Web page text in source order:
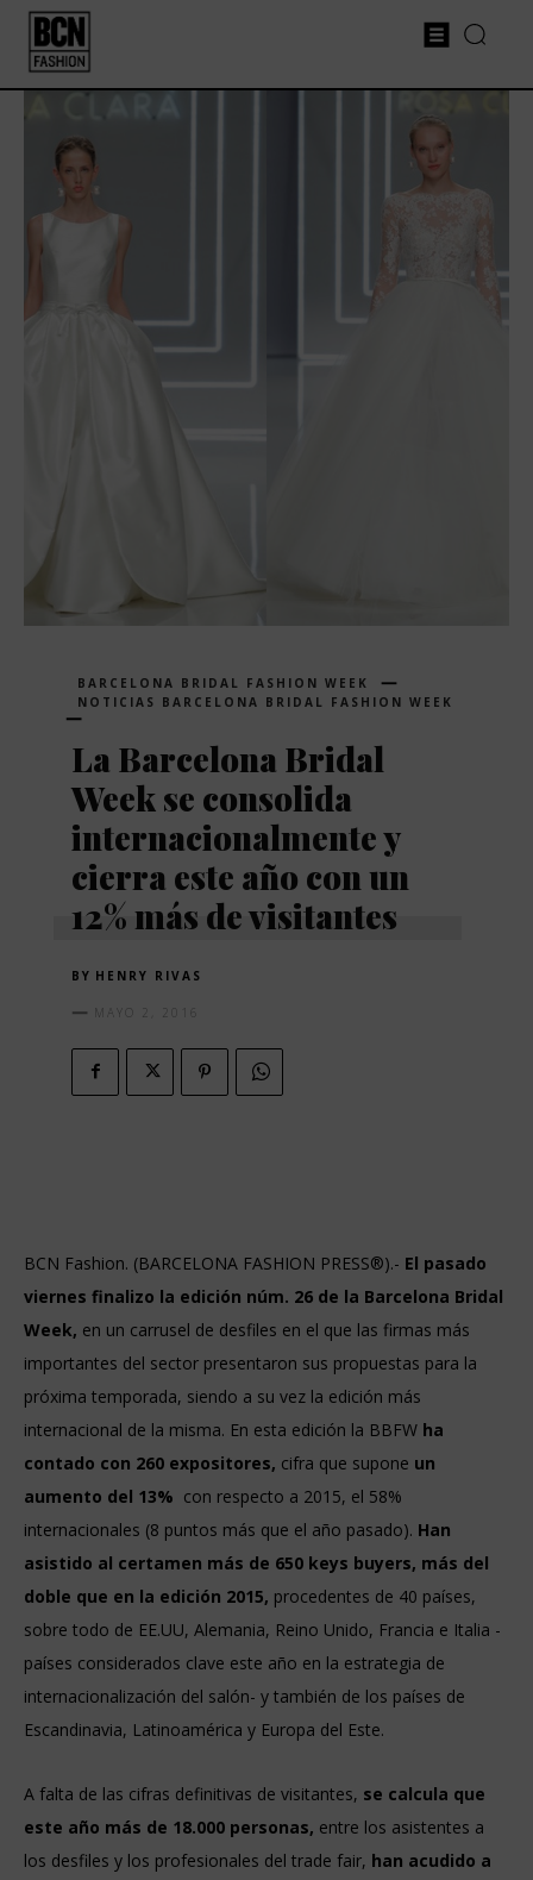
BARCELONA BRIDAL FASHION WEEK
NOTICIAS BARCELONA BRIDAL FASHION WEEK
La Barcelona Bridal
Week se consolida
internacionalmente y
cierra este año con un
12% más de visitantes
BY HENRY RIVAS
MAYO 2, 2016
BCN Fashion. (BARCELONA FASHION PRESS®).- El pasado
viernes finalizo la edición núm. 26 de la Barcelona Bridal
Week, en un carrusel de desfiles en el que las firmas más
importantes del sector presentaron sus propuestas para la
próxima temporada, siendo a su vez la edición más
internacional de la misma. En esta edición la BBFW ha
contado con 260 expositores, cifra que supone un
aumento del 13% con respecto a 2015, el 58%
internacionales (8 puntos más que el año pasado). Han
asistido al certamen más de 650 keys buyers, más del
doble que en la edición 2015, procedentes de 40 países,
sobre todo de EE.UU, Alemania, Reino Unido, Francia e Italia -
países considerados clave este año en la estrategia de
internacionalización del salón- y también de los países de
Escandinavia, Latinoamérica y Europa del Este.
A falta de las cifras definitivas de visitantes, se calcula que
este año más de 18.000 personas, entre los asistentes a
los desfiles y los profesionales del trade fair, han acudido a